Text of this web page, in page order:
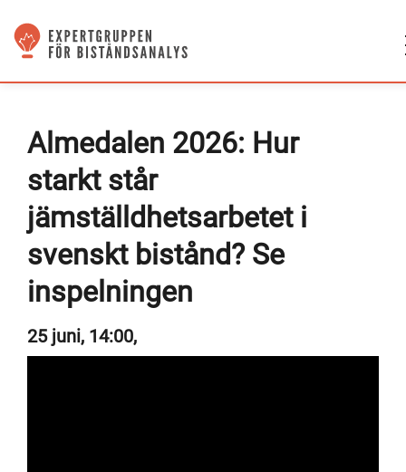
Almedalen 2026: Hur
starkt står
jämställdhetsarbetet i
svenskt bistånd? Se
inspelningen
25 juni, 14:00,